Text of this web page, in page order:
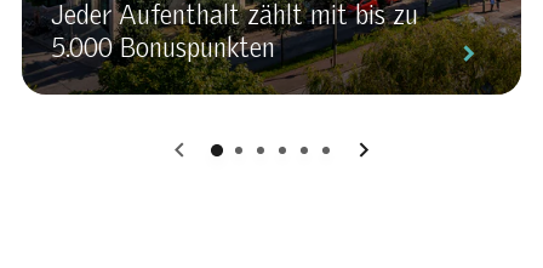
Jeder Aufenthalt zählt mit bis zu
5.000 Bonuspunkten
0 1 2 3 4 5